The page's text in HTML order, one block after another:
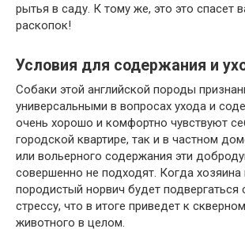
рытья в саду. К тому же, это это спасет
раскопок!
Условия для содержания и
Собаки этой английской породы
универсальными в вопросах ухода и
очень хорошо и комфортно чувствуют
городской квартире, так и в частном
или вольерного содержания эти
совершенно не подходят. Когда хозяина
породистый норвич будет подвергаться
стрессу, что в итоге приведет к
животного в целом.